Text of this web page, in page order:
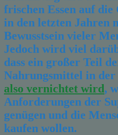
frischen Essen auf
in den letzten Jahren
Bewusstsein vieler
Jedoch wird viel
dass ein großer Teil
Nahrungsmittel in der
also vernichtet wird,
Anforderungen der
genügen und die
kaufen wollen.